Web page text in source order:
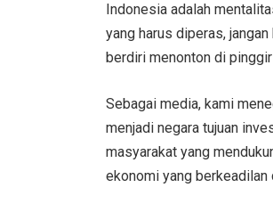
Indonesia adalah
yang harus diperas,
berdiri menonton di pinggir
Sebagai media, kami
menjadi negara tujuan
masyarakat yang
ekonomi yang berkeadilan